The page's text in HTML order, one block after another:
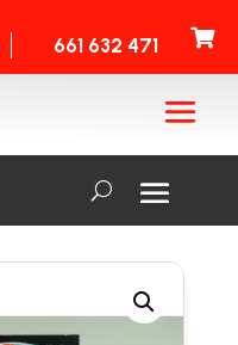
661 632 471 